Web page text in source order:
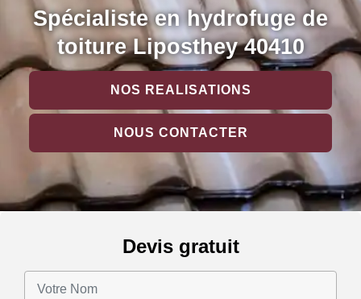
Spécialiste en hydrofuge de
toiture Liposthey 40410
NOS REALISATIONS
NOUS CONTACTER
Devis gratuit